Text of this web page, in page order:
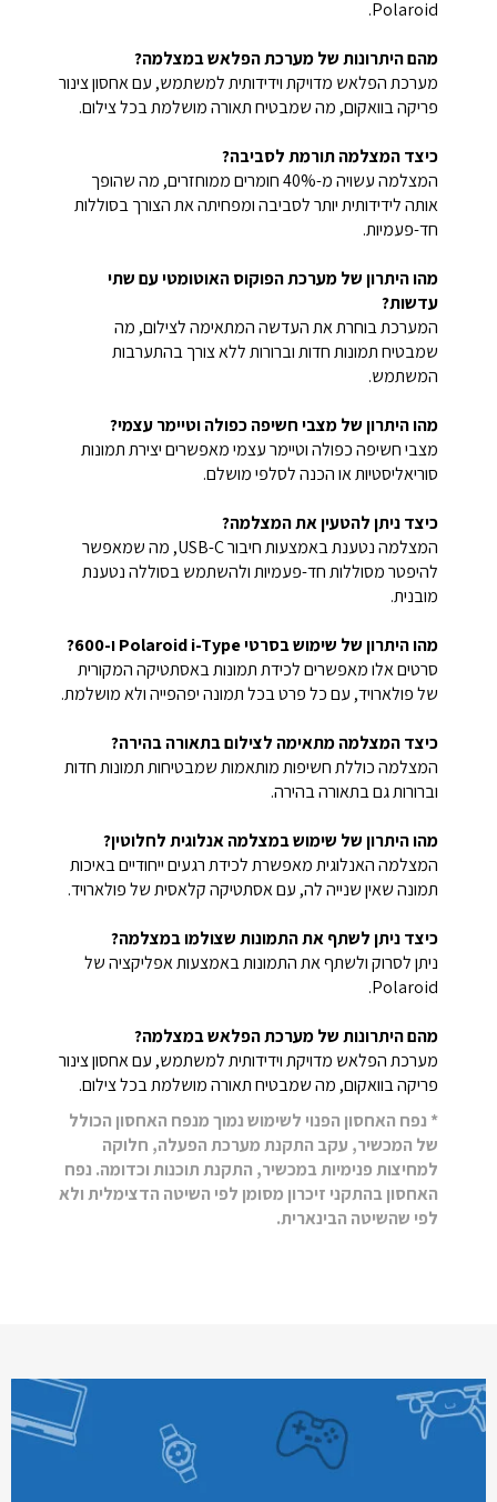
Polaroid.
מהם היתרונות של מערכת הפלאש במצלמה?
מערכת הפלאש מדויקת וידידותית למשתמש, עם אחסון צינור
פריקה בוואקום, מה שמבטיח תאורה מושלמת בכל צילום.
כיצד המצלמה תורמת לסביבה?
המצלמה עשויה מ-40% חומרים ממוחזרים, מה שהופך
אותה לידידותית יותר לסביבה ומפחיתה את הצורך בסוללות
חד-פעמיות.
מהו היתרון של מערכת הפוקוס האוטומטי עם שתי
עדשות?
המערכת בוחרת את העדשה המתאימה לצילום, מה
שמבטיח תמונות חדות וברורות ללא צורך בהתערבות
המשתמש.
מהו היתרון של מצבי חשיפה כפולה וטיימר עצמי?
מצבי חשיפה כפולה וטיימר עצמי מאפשרים יצירת תמונות
סוריאליסטיות או הכנה לסלפי מושלם.
כיצד ניתן להטעין את המצלמה?
המצלמה נטענת באמצעות חיבור USB-C, מה שמאפשר
להיפטר מסוללות חד-פעמיות ולהשתמש בסוללה נטענת
מובנית.
מהו היתרון של שימוש בסרטי Polaroid i-Type ו-600?
סרטים אלו מאפשרים לכידת תמונות באסתטיקה המקורית
של פולארויד, עם כל פרט בכל תמונה יפהפייה ולא מושלמת.
כיצד המצלמה מתאימה לצילום בתאורה בהירה?
המצלמה כוללת חשיפות מותאמות שמבטיחות תמונות חדות
וברורות גם בתאורה בהירה.
מהו היתרון של שימוש במצלמה אנלוגית לחלוטין?
המצלמה האנלוגית מאפשרת לכידת רגעים ייחודיים באיכות
תמונה שאין שנייה לה, עם אסתטיקה קלאסית של פולארויד.
כיצד ניתן לשתף את התמונות שצולמו במצלמה?
ניתן לסרוק ולשתף את התמונות באמצעות אפליקציה של
Polaroid.
מהם היתרונות של מערכת הפלאש במצלמה?
מערכת הפלאש מדויקת וידידותית למשתמש, עם אחסון צינור
פריקה בוואקום, מה שמבטיח תאורה מושלמת בכל צילום.
* נפח האחסון הפנוי לשימוש נמוך מנפח האחסון הכולל
של המכשיר, עקב התקנת מערכת הפעלה, חלוקה
למחיצות פנימיות במכשיר, התקנת תוכנות וכדומה. נפח
האחסון בהתקני זיכרון מסומן לפי השיטה הדצימלית ולא
לפי שהשיטה הבינארית.